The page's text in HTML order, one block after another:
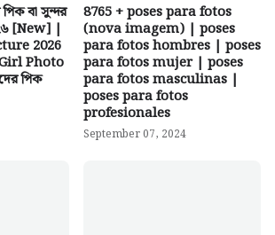
বা সুন্দর
[New] |
2026
Photo
পিক
8765 + poses para fotos
(nova imagem) | poses
para fotos hombres | poses
para fotos mujer | poses
para fotos masculinas |
poses para fotos
profesionales
September 07, 2024